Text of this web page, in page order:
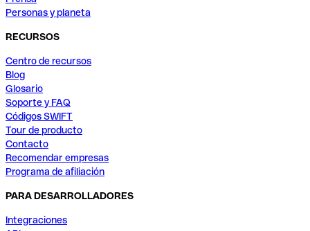
Personas y planeta
RECURSOS
Centro de recursos
Blog
Glosario
Soporte y FAQ
Códigos SWIFT
Tour de producto
Contacto
Recomendar empresas
Programa de afiliación
PARA DESARROLLADORES
Integraciones